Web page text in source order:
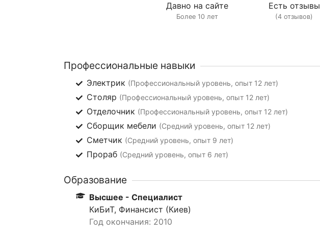
Давно на сайте
Более 10 лет
Есть отзывы
(4 отзывов)
Профессиональные навыки
Электрик (Профессиональный уровень, опыт 12 лет)
Столяр (Профессиональный уровень, опыт 12 лет)
Отделочник (Профессиональный уровень, опыт 12 лет)
Сборщик мебели (Средний уровень, опыт 12 лет)
Сметчик (Средний уровень, опыт 9 лет)
Прораб (Средний уровень, опыт 6 лет)
Образование
Высшее - Специалист
КиБиТ, Финансист (Киев)
Год окончания: 2010